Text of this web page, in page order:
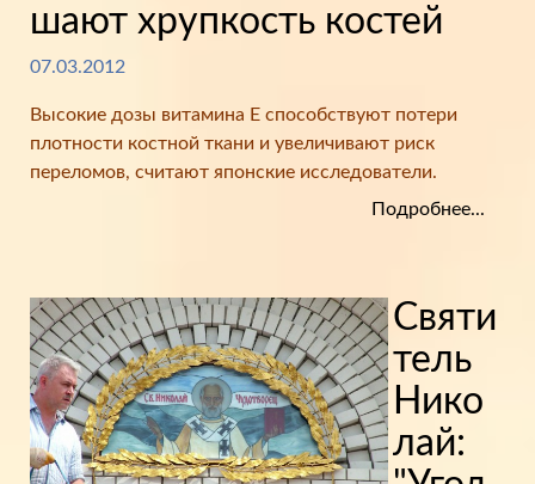
шают хрупкость костей
07.03.2012
Высокие дозы витамина Е способствуют потери
плотности костной ткани и увеличивают риск
переломов, считают японские исследователи.
Подробнее...
Святи
тель
Нико
лай: